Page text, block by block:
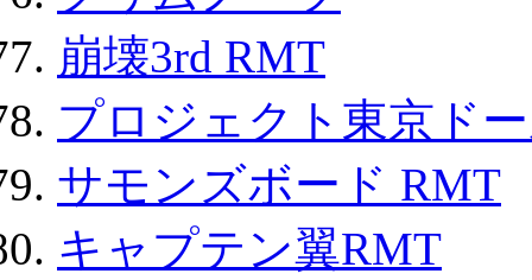
崩壊3rd RMT
プロジェクト東京ド
サモンズボード RMT
キャプテン翼RMT